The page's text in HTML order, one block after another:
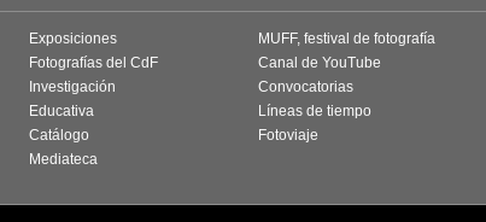
Exposiciones
Fotografías del CdF
Investigación
Educativa
Catálogo
Mediateca
MUFF, festival de fotografía
Canal de YouTube
Convocatorias
Líneas de tiempo
Fotoviaje